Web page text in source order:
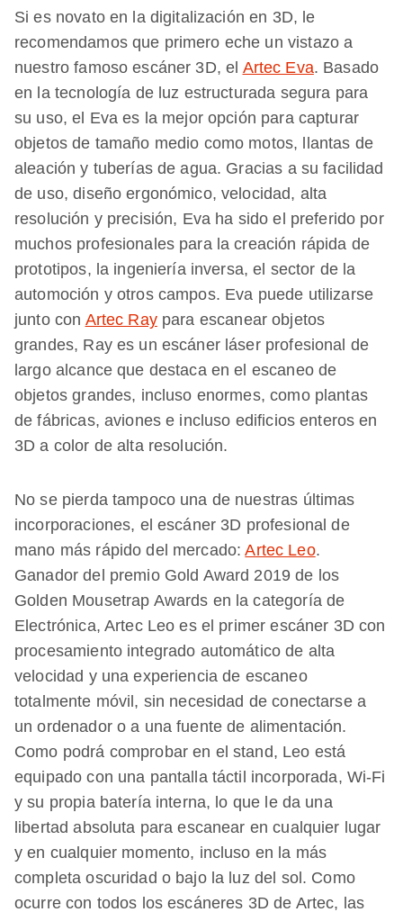
Si es novato en la digitalización en 3D, le
recomendamos que primero eche un vistazo a
nuestro famoso escáner 3D, el Artec Eva. Basado
en la tecnología de luz estructurada segura para
su uso, el Eva es la mejor opción para capturar
objetos de tamaño medio como motos, llantas de
aleación y tuberías de agua. Gracias a su facilidad
de uso, diseño ergonómico, velocidad, alta
resolución y precisión, Eva ha sido el preferido por
muchos profesionales para la creación rápida de
prototipos, la ingeniería inversa, el sector de la
automoción y otros campos. Eva puede utilizarse
junto con Artec Raypara escanear objetos
grandes, Ray es un escáner láser profesional de
largo alcance que destaca en el escaneo de
objetos grandes, incluso enormes, como plantas
de fábricas, aviones e incluso edificios enteros en
3D a color de alta resolución.
No se pierda tampoco una de nuestras últimas
incorporaciones, el escáner 3D profesional de
mano más rápido del mercado:Artec Leo.
Ganador del premio Gold Award 2019 de los
Golden Mousetrap Awards en la categoría de
Electrónica, Artec Leo es el primer escáner 3D con
procesamiento integrado automático de alta
velocidad y una experiencia de escaneo
totalmente móvil, sin necesidad de conectarse a
un ordenador o a una fuente de alimentación.
Como podrá comprobar en el stand, Leo está
equipado con una pantalla táctil incorporada, Wi-Fi
y su propia batería interna, lo que le da una
libertad absoluta para escanear en cualquier lugar
y en cualquier momento, incluso en la más
completa oscuridad o bajo la luz del sol. Como
ocurre con todos los escáneres 3D de Artec, las